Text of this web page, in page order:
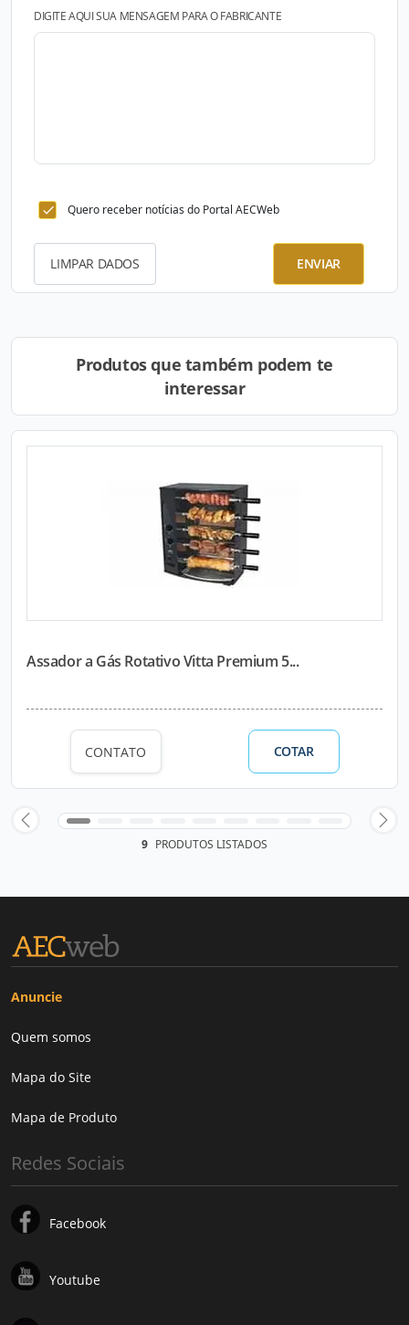
DIGITE AQUI SUA MENSAGEM PARA O FABRICANTE
Quero receber notícias do Portal AECWeb
LIMPAR DADOS ENVIAR
Produtos que também podem te
interessar
Assador a Gás Rotativo Vitta Premium 5...
CONTATO COTAR
9 PRODUTOS LISTADOS
Anuncie
Quem somos
Mapa do Site
Mapa de Produto
Redes Sociais
Facebook
Youtube